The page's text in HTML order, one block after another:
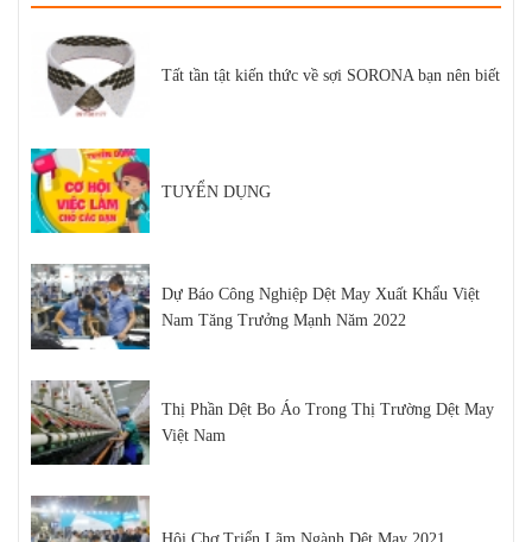
Tất tần tật kiến thức về sợi SORONA bạn nên biết
TUYỂN DỤNG
Dự Báo Công Nghiệp Dệt May Xuất Khẩu Việt
Nam Tăng Trưởng Mạnh Năm 2022
Thị Phần Dệt Bo Áo Trong Thị Trường Dệt May
Việt Nam